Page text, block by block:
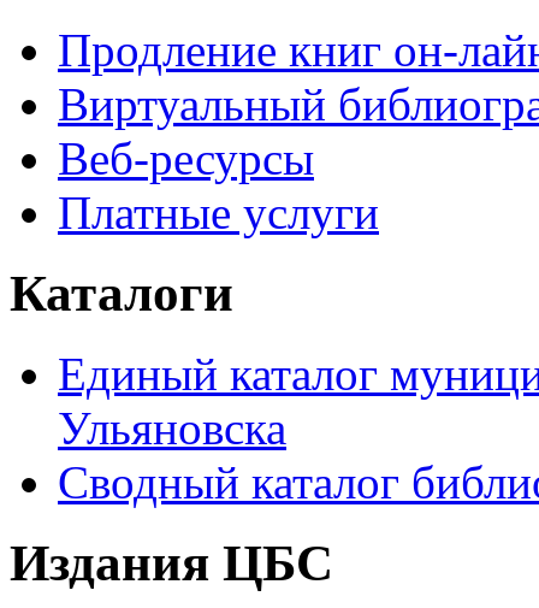
Продление книг он-
Виртуальный
Веб-ресурсы
Платные услуги
Каталоги
Единый каталог
Ульяновска
Сводный каталог
Издания ЦБС